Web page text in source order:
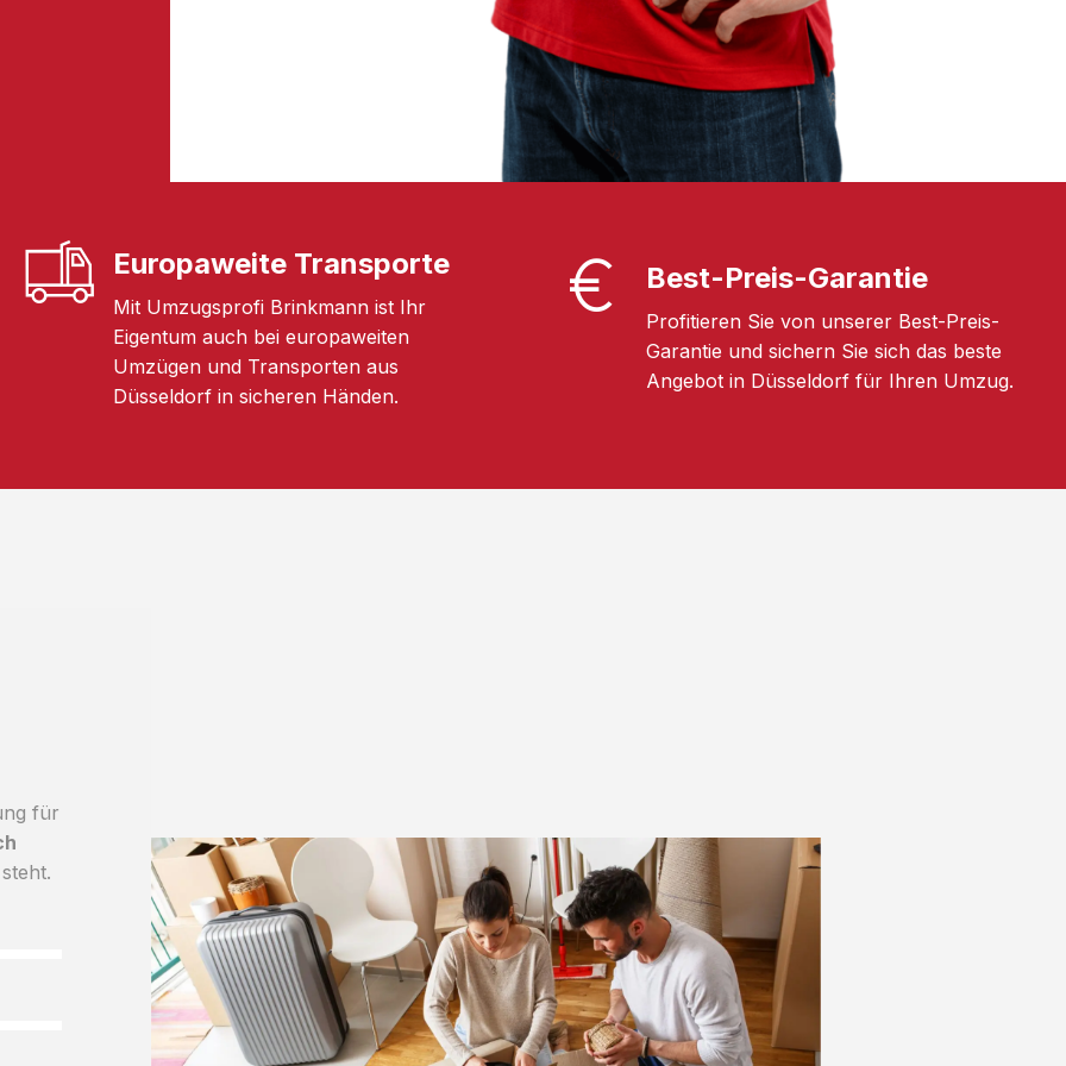
Europaweite Transporte
Mit Umzugsprofi Brinkmann ist Ihr
Eigentum auch bei europaweiten
Umzügen und Transporten aus
Düsseldorf in sicheren Händen.
Best-Preis-Garantie
Profitieren Sie von unserer Best-Preis-
Garantie und sichern Sie sich das beste
Angebot in Düsseldorf für Ihren Umzug.
für